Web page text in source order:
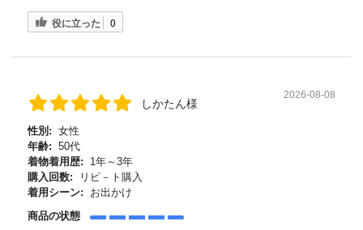
役に立った 0
しかたん様
2026-08-08
性別: 女性
年齢: 50代
着物着用歴:
1年～3年
購入回数:
リピ－ト購入
着用シーン:
お出かけ
商品の状態